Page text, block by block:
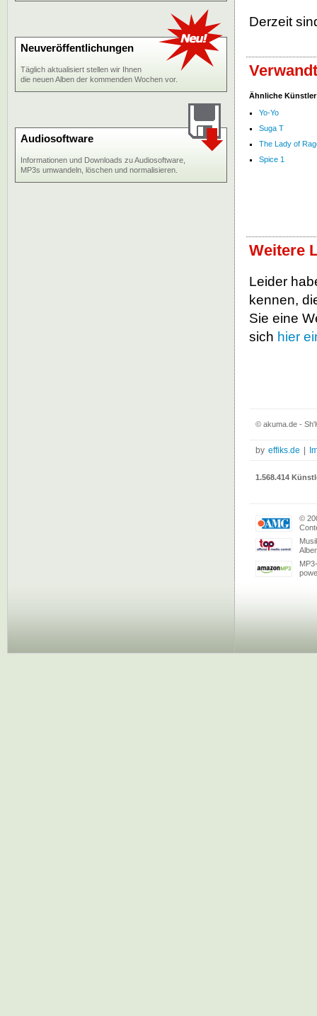
Derzeit
Ähnliche Künstler
Yo-Yo
Suga T
The Lady of
Spice 1
Weitere
Leider
kennen,
Sie eine
sich hier
Neuveröffentlichungen
Täglich aktualisiert stellen wir Ihnen
die neuen Alben der kommenden Wochen vor.
Audiosoftware
Informationen und Downloads zu Audiosoftware,
MP3s umwandeln, löschen und normalisieren.
© akuma.de -
by effiks.de
1.568.414
©